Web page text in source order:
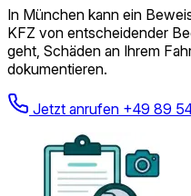
In München kann ein
KFZ von entscheidender
geht, Schäden an Ihrem
dokumentieren.
Jetzt anrufen +49 89